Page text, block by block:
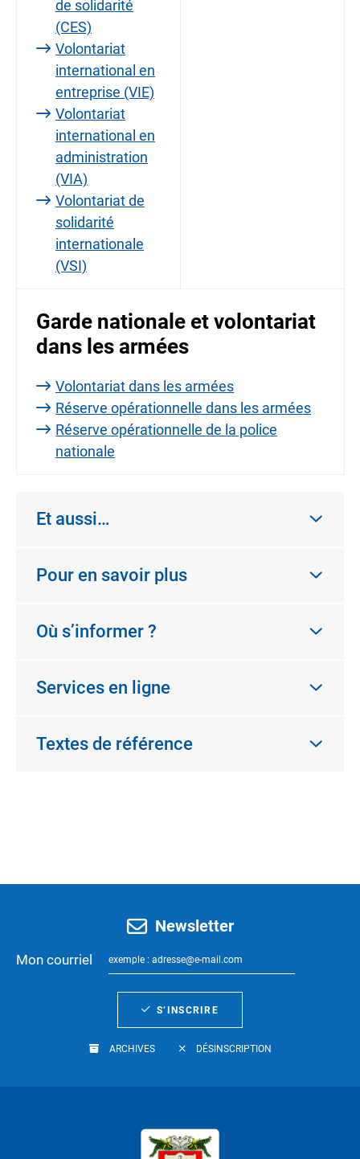
de solidarité
(CES)
Volontariat
international en
entreprise (VIE)
Volontariat
international en
administration
(VIA)
Volontariat de
solidarité
internationale
(VSI)
Garde nationale et volontariat
dans les armées
Volontariat dans les armées
Réserve opérationnelle dans les armées
Réserve opérationnelle de la police
nationale
Et aussi…
Pour en savoir plus
Où s’informer ?
Services en ligne
Textes de référence
Newsletter
Mon courriel
S’INSCRIRE
ARCHIVES DÉSINSCRIPTION